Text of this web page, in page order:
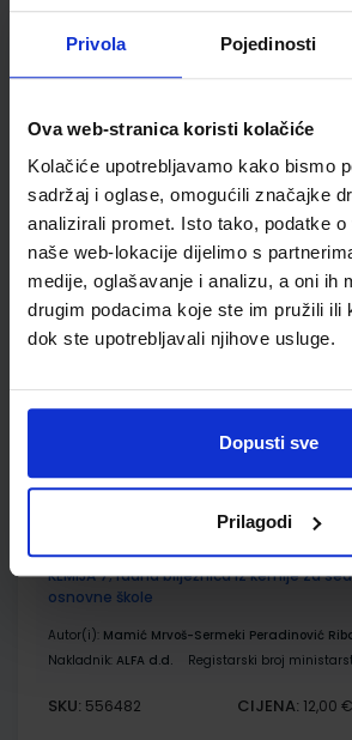
Privola Pojedinosti
Ova web-stranica koristi kolačiće
Kolačiće upotrebljavamo kako bismo
sadržaj i oglase, omogućili značajke
analizirali promet. Isto tako, podatke o
naše web-lokacije dijelimo s
medije, oglašavanje i analizu, a oni ih
drugim podacima koje ste im pružili ili
dok ste upotrebljavali njihove usluge.
Dopusti sve
Prilagodi
razredu osnovne škole
Autor(i):Takač Ivković Tuhtan Petričević
Nakladnik:PROFIL KLETT d.o.o.
SKU:556212 CIJENA: 12,66 €
ŠIFRA OMOTA: 500285
Udžbenik Omot
KEMIJA 7; udžbenik iz kemije za sedmi
Autor(i):Mamić Mrvoš-Sermek Peradinović
SKU: CIJENA:
KEMIJA 7; radna bilježnica iz kemije za
osnovne škole
Autor(i): Mamić Mrvoš-Sermeki Peradinović
Nakladnik: ALFA d.d. Registarski broj
SKU: 556482 CIJENA: 12,00 €